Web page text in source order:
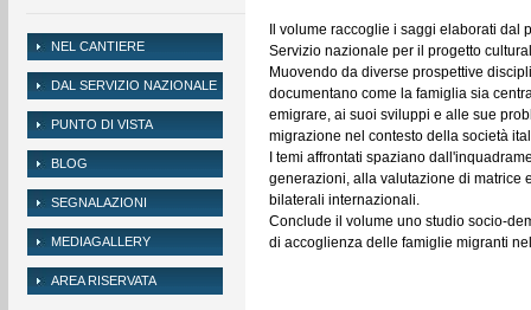
NEL CANTIERE
DAL SERVIZIO NAZIONALE
PUNTO DI VISTA
BLOG
SEGNALAZIONI
MEDIAGALLERY
AREA RISERVATA
Il volume raccoglie i saggi elaborati
Servizio nazionale per il progetto
Muovendo da diverse prospettive
documentano come la famiglia sia
emigrare, ai suoi sviluppi e alle sue
migrazione nel contesto della società
I temi affrontati spaziano
generazioni, alla valutazione di matrice
bilaterali internazionali.
Conclude il volume uno studio socio-
di accoglienza delle famiglie migranti